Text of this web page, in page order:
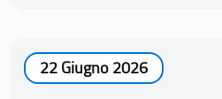
22 Giugno 2026